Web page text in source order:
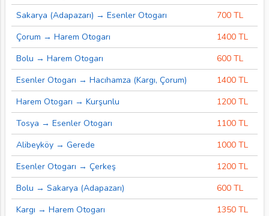
Sakarya (Adapazarı) → Esenler Otogarı
700 TL
Çorum → Harem Otogarı
1400 TL
Bolu → Harem Otogarı
600 TL
Esenler Otogarı → Hacıhamza (Kargı, Çorum)
1400 TL
Harem Otogarı → Kurşunlu
1200 TL
Tosya → Esenler Otogarı
1100 TL
Alibeyköy → Gerede
1000 TL
Esenler Otogarı → Çerkeş
1200 TL
Bolu → Sakarya (Adapazarı)
600 TL
Kargı → Harem Otogarı
1350 TL